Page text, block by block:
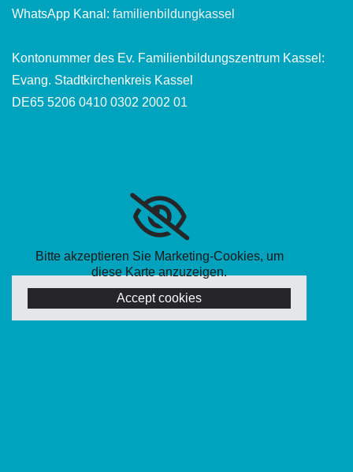
WhatsApp Kanal: familienbildungkassel
Kontonummer des Ev. Familienbildungszentrum Kassel:
Evang. Stadtkirchenkreis Kassel
DE65 5206 0410 0302 2002 01
Bitte akzeptieren Sie Marketing-Cookies, um
diese Karte anzuzeigen.
Accept cookies